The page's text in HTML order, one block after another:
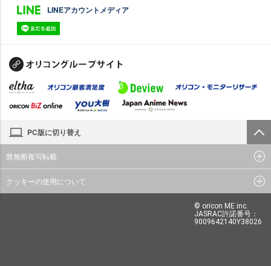
LINEアカウントメディア
PC版に切り替え
禁無断複写転載
クッキーの使用について
© oricon ME inc.
JASRAC許諾番号：
9009642140Y38026